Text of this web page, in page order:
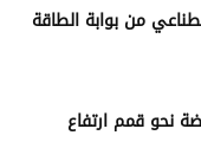
من بوابة الطاقة
نحو قمم ارتفاع